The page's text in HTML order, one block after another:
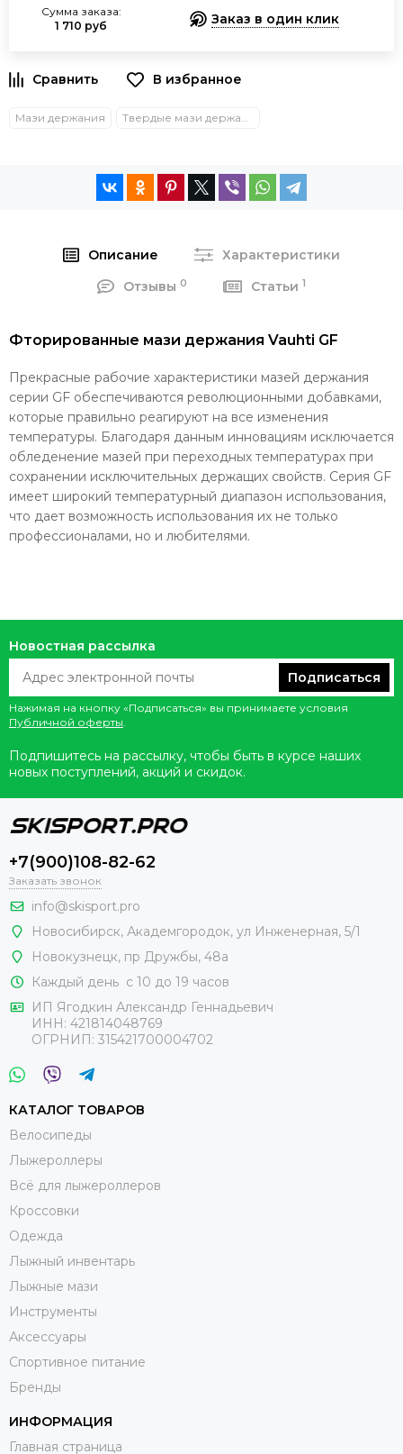
Сумма заказа:
1 710 руб
Заказ в один клик
Мази держания Твердые мази держания
Описание
Характеристики
Отзывы 0 Статьи 1
Фторированные мази держания Vauhti GF
Прекрасные рабочие характеристики мазей держания
серии GF обеспечиваются революционными добавками,
которые правильно реагируют на все изменения
температуры. Благодаря данным инновациям исключается
обледенение мазей при переходных температурах при
сохранении исключительных держащих свойств. Серия GF
имеет широкий температурный диапазон использования,
что дает возможность использования их не только
профессионалами, но и любителями.
Новостная рассылка
Подписаться
Нажимая на кнопку «Подписаться» вы принимаете условия
Публичной оферты.
Подпишитесь на рассылку, чтобы быть в курсе наших
новых поступлений, акций и скидок.
+7(900)108-82-62
Заказать звонок
info@skisport.pro
Новосибирск, Академгородок, ул Инженерная, 5/1
Новокузнецк, пр Дружбы, 48а
Каждый день с 10 до 19 часов
ИП Ягодкин Александр Геннадьевич
ИНН: 421814048769
ОГРНИП: 315421700004702
КАТАЛОГ ТОВАРОВ
Велосипеды
Лыжероллеры
Всё для лыжероллеров
Кроссовки
Одежда
Лыжный инвентарь
Лыжные мази
Инструменты
Аксессуары
Спортивное питание
Бренды
ИНФОРМАЦИЯ
Главная страница